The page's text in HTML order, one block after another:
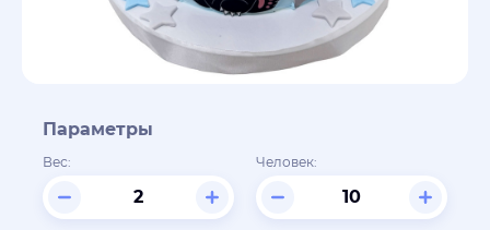
Параметры
Вес: Человек: